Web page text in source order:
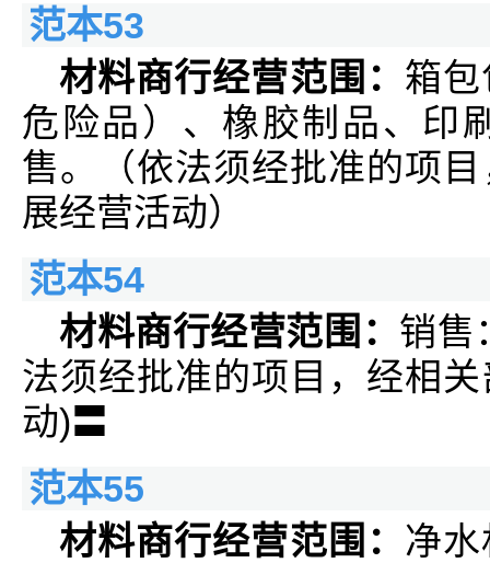
范本53
材料商行经营范围： 箱
危险品）、橡胶制品、印
售。（依法须经批准的项
展经营活动）
范本54
材料商行经营范围： 销售
法须经批准的项目，经相
动)〓
范本55
材料商行经营范围： 净